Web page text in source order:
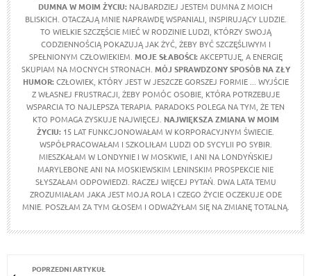
DUMNA W MOIM ŻYCIU: NAJBARDZIEJ JESTEM DUMNA Z MOICH
BLISKICH. OTACZAJĄ MNIE NAPRAWDĘ WSPANIALI, INSPIRUJĄCY LUDZIE.
TO WIELKIE SZCZĘŚCIE MIEĆ W RODZINIE LUDZI, KTÓRZY SWOJĄ
CODZIENNOŚCIĄ POKAZUJĄ JAK ŻYĆ, ŻEBY BYĆ SZCZĘŚLIWYM I
SPEŁNIONYM CZŁOWIEKIEM. MOJE SŁABOŚCI:AKCEPTUJĘ, A ENERGIĘ
SKUPIAM NA MOCNYCH STRONACH. MÓJ SPRAWDZONY SPOSÓB NA ZŁY
HUMOR:CZŁOWIEK, KTÓRY JEST W JESZCZE GORSZEJ FORMIE ... WYJŚCIE
Z WŁASNEJ FRUSTRACJI, ŻEBY POMÓC OSOBIE, KTÓRA POTRZEBUJE
WSPARCIA TO NAJLEPSZA TERAPIA. PARADOKS POLEGA NA TYM, ŻE TEN
KTO POMAGA ZYSKUJE NAJWIĘCEJ. NAJWIĘKSZA ZMIANA W MOIM
ŻYCIU: 15 LAT FUNKCJONOWAŁAM W KORPORACYJNYM ŚWIECIE.
WSPÓŁPRACOWAŁAM I SZKOLIŁAM LUDZI OD SYCYLII PO SYBIR.
MIESZKAŁAM W LONDYNIE I W MOSKWIE, I ANI NA LONDYŃSKIEJ
MARYLEBONE ANI NA MOSKIEWSKIM LENINSKIM PROSPEKCIE NIE
SŁYSZAŁAM ODPOWIEDZI. RACZEJ WIĘCEJ PYTAŃ. DWA LATA TEMU
ZROZUMIAŁAM JAKA JEST MOJA ROLA I CZEGO ŻYCIE OCZEKUJE ODE
MNIE. POSZŁAM ZA TYM GŁOSEM I ODWAŻYŁAM SIĘ NA ZMIANĘ TOTALNĄ.
POPRZEDNI ARTYKUŁ